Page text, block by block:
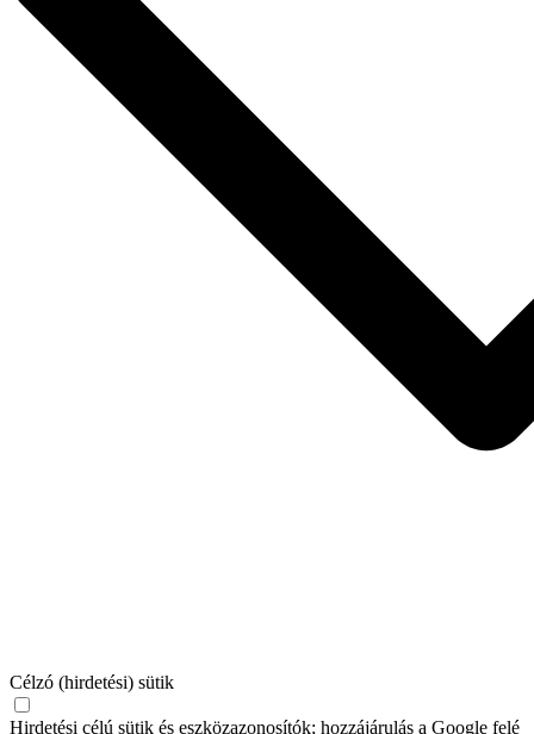
Célzó (hirdetési) sütik
Hirdetési célú sütik és eszközazonosítók; hozzájárulás a Google felé